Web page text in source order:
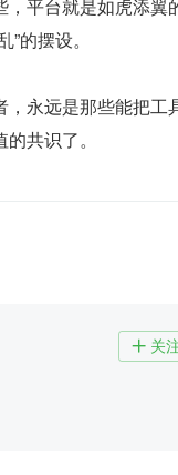
平台就是如虎添翼
的摆设。
永远是那些能把工
共识了。
 关